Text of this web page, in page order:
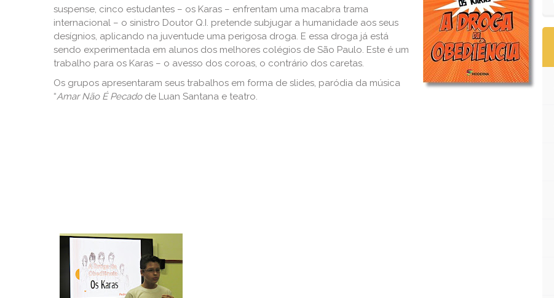
suspense, cinco estudantes – os Karas – enfrentam uma macabra trama
internacional – o sinistro Doutor Q.I. pretende subjugar a humanidade aos seus
desígnios, aplicando na juventude uma perigosa droga. E essa droga já está
sendo experimentada em alunos dos melhores colégios de São Paulo. Este é um
trabalho para os Karas – o avesso dos coroas, o contrário dos caretas.
Os grupos apresentaram seus trabalhos em forma de slides, paródia da música
“Amar Não É Pecadode Luan Santana e teatro.